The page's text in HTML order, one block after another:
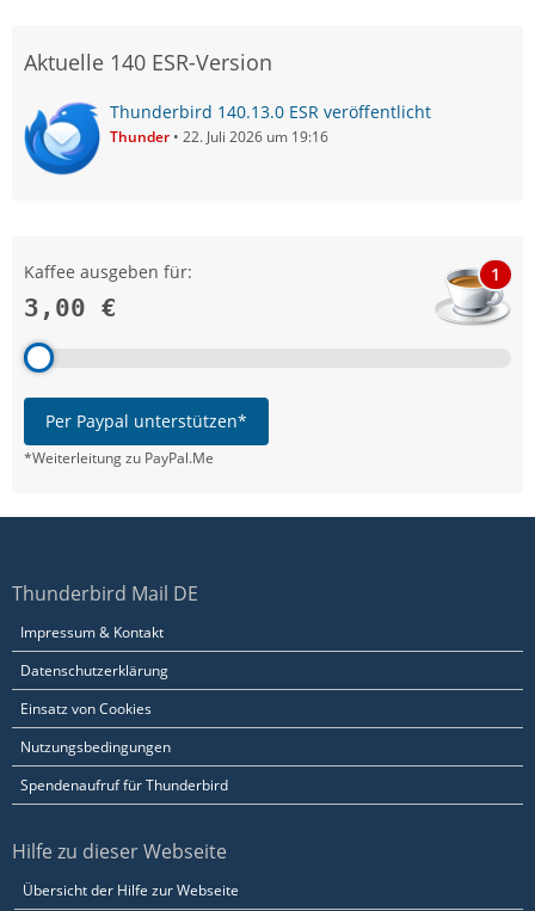
Aktuelle 140 ESR-Version
Thunderbird 140.13.0 ESR veröffentlicht
Thunder 22. Juli 2026 um 19:16
Kaffee ausgeben für:
3,00 €
1
Per Paypal unterstützen*
*Weiterleitung zu PayPal.Me
Thunderbird Mail DE
Impressum & Kontakt
Datenschutzerklärung
Einsatz von Cookies
Nutzungsbedingungen
Spendenaufruf für Thunderbird
Hilfe zu dieser Webseite
Übersicht der Hilfe zur Webseite